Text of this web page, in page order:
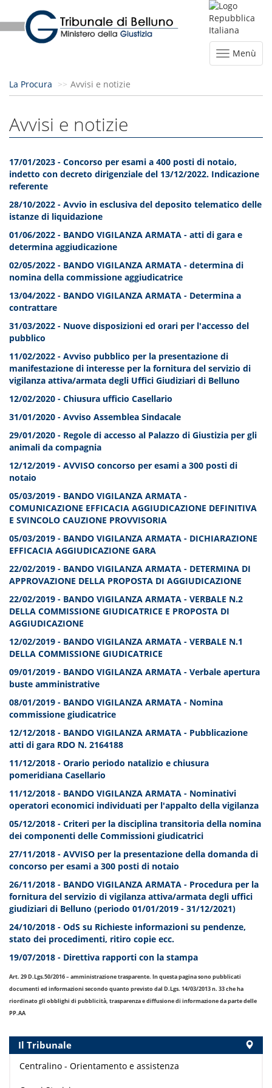
Menù
La Procura Avvisi e notizie
Avvisi e notizie
17/01/2023 - Concorso per esami a 400 posti di notaio,
indetto con decreto dirigenziale del 13/12/2022. Indicazione
referente
28/10/2022 - Avvio in esclusiva del deposito telematico delle
istanze di liquidazione
01/06/2022 - BANDO VIGILANZA ARMATA - atti di gara e
determina aggiudicazione
02/05/2022 - BANDO VIGILANZA ARMATA - determina di
nomina della commissione aggiudicatrice
13/04/2022 - BANDO VIGILANZA ARMATA - Determina a
contrattare
31/03/2022 - Nuove disposizioni ed orari per l'accesso del
pubblico
11/02/2022 - Avviso pubblico per la presentazione di
manifestazione di interesse per la fornitura del servizio di
vigilanza attiva/armata degli Uffici Giudiziari di Belluno
12/02/2020 - Chiusura ufficio Casellario
31/01/2020 - Avviso Assemblea Sindacale
29/01/2020 - Regole di accesso al Palazzo di Giustizia per gli
animali da compagnia
12/12/2019 - AVVISO concorso per esami a 300 posti di
notaio
05/03/2019 - BANDO VIGILANZA ARMATA -
COMUNICAZIONE EFFICACIA AGGIUDICAZIONE DEFINITIVA
E SVINCOLO CAUZIONE PROVVISORIA
05/03/2019 - BANDO VIGILANZA ARMATA - DICHIARAZIONE
EFFICACIA AGGIUDICAZIONE GARA
22/02/2019 - BANDO VIGILANZA ARMATA - DETERMINA DI
APPROVAZIONE DELLA PROPOSTA DI AGGIUDICAZIONE
22/02/2019 - BANDO VIGILANZA ARMATA - VERBALE N.2
DELLA COMMISSIONE GIUDICATRICE E PROPOSTA DI
AGGIUDICAZIONE
12/02/2019 - BANDO VIGILANZA ARMATA - VERBALE N.1
DELLA COMMISSIONE GIUDICATRICE
09/01/2019 - BANDO VIGILANZA ARMATA - Verbale apertura
buste amministrative
08/01/2019 - BANDO VIGILANZA ARMATA - Nomina
commissione giudicatrice
12/12/2018 - BANDO VIGILANZA ARMATA - Pubblicazione
atti di gara RDO N. 2164188
11/12/2018 - Orario periodo natalizio e chiusura
pomeridiana Casellario
11/12/2018 - BANDO VIGILANZA ARMATA - Nominativi
operatori economici individuati per l'appalto della vigilanza
05/12/2018 - Criteri per la disciplina transitoria della nomina
dei componenti delle Commissioni giudicatrici
27/11/2018 - AVVISO per la presentazione della domanda di
concorso per esami a 300 posti di notaio
26/11/2018 - BANDO VIGILANZA ARMATA - Procedura per la
fornitura del servizio di vigilanza attiva/armata degli uffici
giudiziari di Belluno (periodo 01/01/2019 - 31/12/2021)
24/10/2018 - OdS su Richieste informazioni su pendenze,
stato dei procedimenti, ritiro copie ecc.
19/07/2018 - Direttiva rapporti con la stampa
Art. 29 D.Lgs.50/2016 – amministrazione trasparente. In questa pagina sono pubblicati
documenti ed informazioni secondo quanto previsto dal D.Lgs. 14/03/2013 n. 33 che ha
riordinato gli obblighi di pubblicità, trasparenza e diffusione di informazione da parte delle
PP.AA
Il Tribunale
Centralino - Orientamento e assistenza